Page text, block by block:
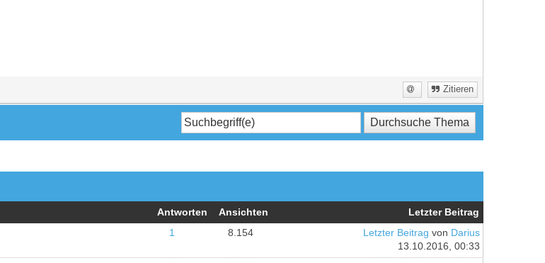
Zitieren
Antworten Ansichten Letzter Beitrag
1 8.154 Letzter Beitrag von Darius
13.10.2016, 00:33